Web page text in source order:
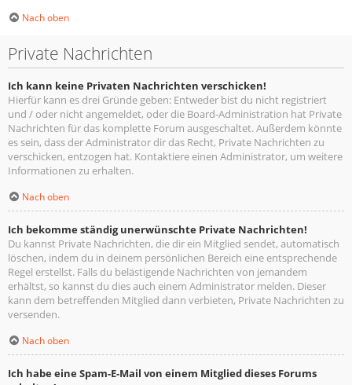
Nach oben
Private Nachrichten
Ich kann keine Privaten Nachrichten verschicken!
Hierfür kann es drei Gründe geben: Entweder bist du nicht registriert
und / oder nicht angemeldet, oder die Board-Administration hat Private
Nachrichten für das komplette Forum ausgeschaltet. Außerdem könnte
es sein, dass der Administrator dir das Recht, Private Nachrichten zu
verschicken, entzogen hat. Kontaktiere einen Administrator, um weitere
Informationen zu erhalten.
Nach oben
Ich bekomme ständig unerwünschte Private Nachrichten!
Du kannst Private Nachrichten, die dir ein Mitglied sendet, automatisch
löschen, indem du in deinem persönlichen Bereich eine entsprechende
Regel erstellst. Falls du belästigende Nachrichten von jemandem
erhältst, so kannst du dies auch einem Administrator melden. Dieser
kann dem betreffenden Mitglied dann verbieten, Private Nachrichten zu
versenden.
Nach oben
Ich habe eine Spam-E-Mail von einem Mitglied dieses Forums